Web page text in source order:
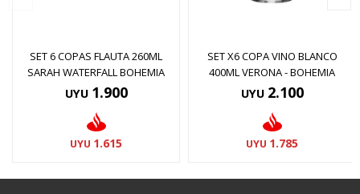
SET 6 COPAS FLAUTA 260ML
SARAH WATERFALL BOHEMIA
UYU 1.900
UYU 1.615
SET X6 COPA VINO BLANCO
400ML VERONA - BOHEMIA
UYU 2.100
UYU 1.785